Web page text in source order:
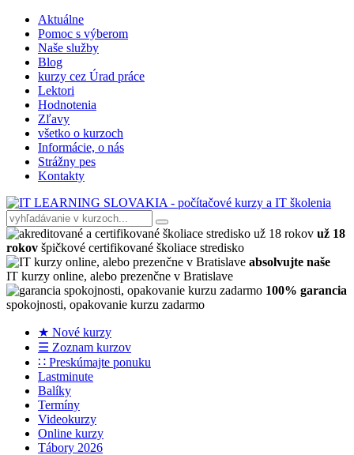
Aktuálne
Pomoc s výberom
Naše služby
Blog
kurzy cez Úrad práce
Lektori
Hodnotenia
Zľavy
všetko o kurzoch
Informácie, o nás
Strážny pes
Kontakty
už 18
rokov špičkové certifikované školiace stredisko
absolvujte naše
IT kurzy online, alebo prezenčne v Bratislave
100% garancia
spokojnosti, opakovanie kurzu zadarmo
★ Nové kurzy
☰ Zoznam kurzov
∷ Preskúmajte ponuku
Lastminute
Balíky
Termíny
Videokurzy
Online kurzy
Tábory 2026